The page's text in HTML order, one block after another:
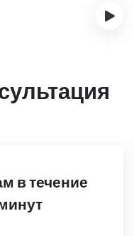
›
в течение